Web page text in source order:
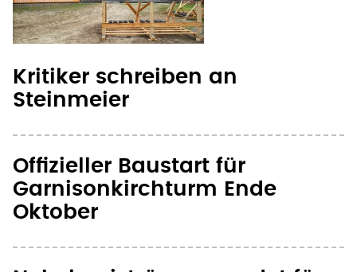
Kritiker schreiben an
Steinmeier
Offizieller Baustart für
Oktober
Nobelpreisträger spendet für
Garnisonkirche